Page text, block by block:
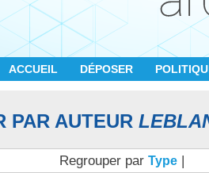
ACCUEIL DÉPOSER
PAR AUTEUR
Regrouper par Type |